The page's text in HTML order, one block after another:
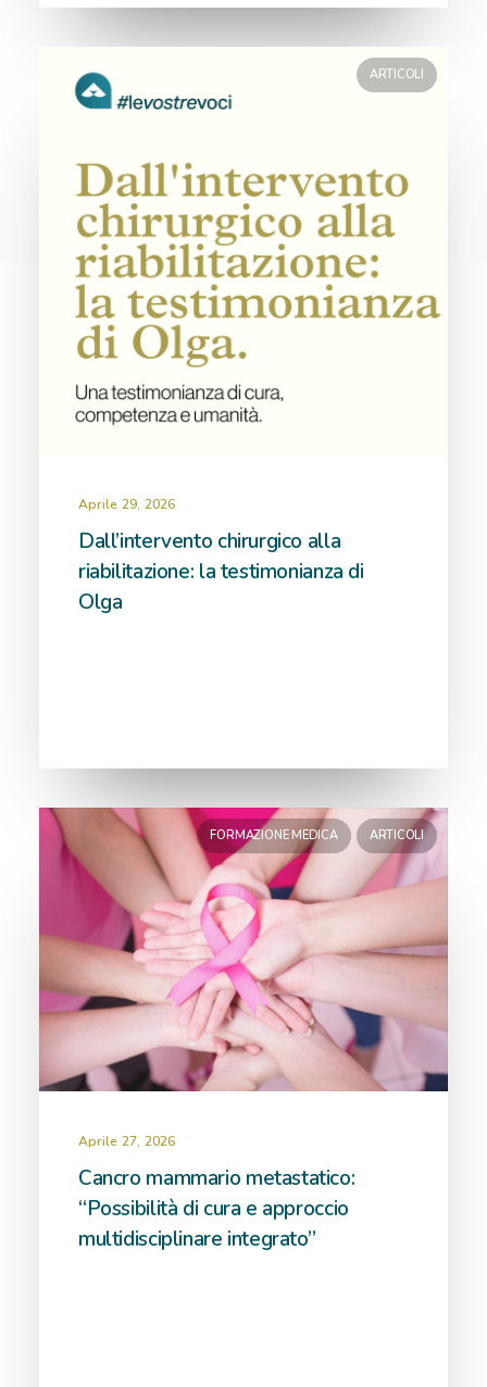
ARTICOLI
Aprile 29, 2026
Dall’intervento chirurgico alla
riabilitazione: la testimonianza di
Olga
FORMAZIONE MEDICA ARTICOLI
Aprile 27, 2026
Cancro mammario metastatico:
“Possibilità di cura e approccio
multidisciplinare integrato”